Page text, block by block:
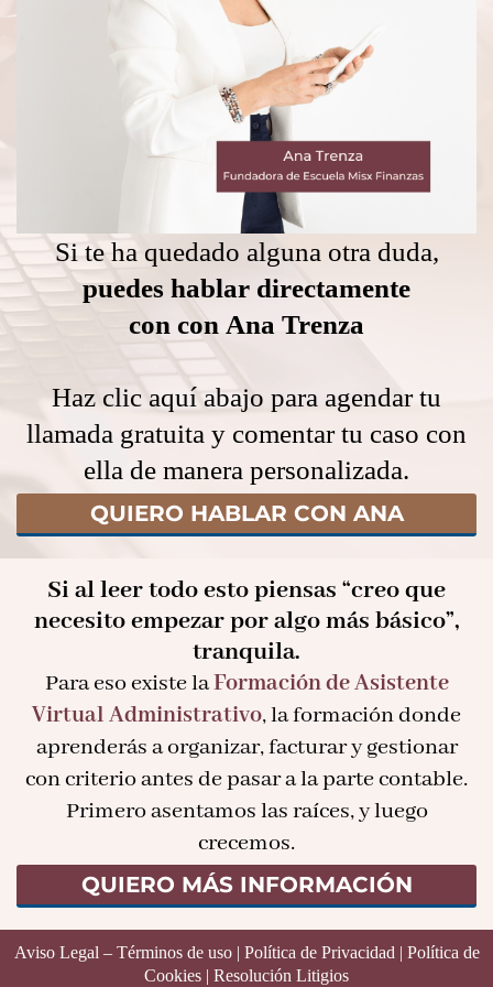
Si te ha quedado alguna otra duda,
puedes hablar directamente
con con Ana Trenza
Haz clic aquí abajo para agendar tu
llamada gratuita y comentar tu caso con
ella de manera personalizada.
QUIERO HABLAR CON ANA
Si al leer todo esto piensas “creo que
necesito empezar por algo más básico”,
tranquila.
Para eso existe laFormación de Asistente
Virtual Administrativo, la formación donde
aprenderás a organizar, facturar y gestionar
con criterio antes de pasar a la parte contable.
Primero asentamos las raíces, y luego
crecemos.
QUIERO MÁS INFORMACIÓN
Aviso Legal – Términos de uso | Política de Privacidad | Política de
Cookies | Resolución Litigios